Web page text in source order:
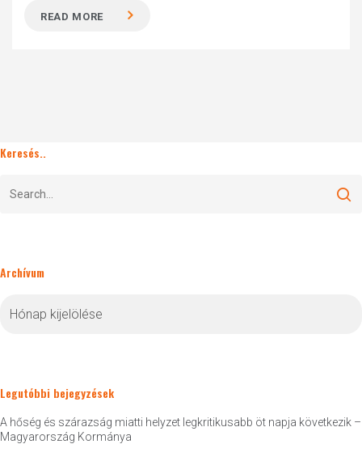
READ MORE
Keresés..
Archívum
Legutóbbi bejegyzések
A hőség és szárazság miatti helyzet legkritikusabb öt napja következik –
Magyarország Kormánya